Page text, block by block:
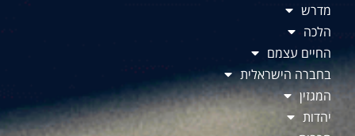
מדרש
הלכה
החיים עצמם
בחברה הישראלית
המגזין
יהדות